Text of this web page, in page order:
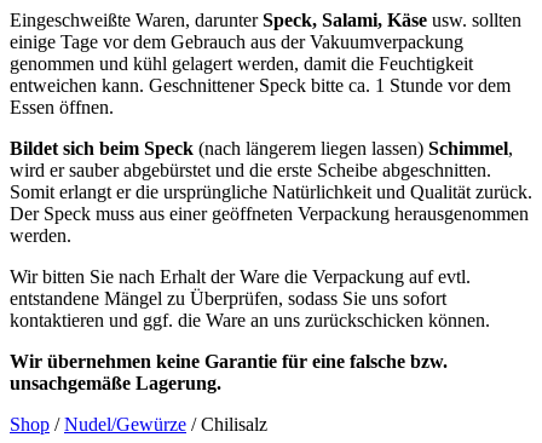
Eingeschweißte Waren, darunterSpeck, Salami, Käse usw. sollten
einige Tage vor dem Gebrauch aus der Vakuumverpackung
genommen und kühl gelagert werden, damit die Feuchtigkeit
entweichen kann. Geschnittener Speck bitte ca. 1 Stunde vor dem
Essen öffnen.
Bildet sich beim Speck (nach längerem liegen lassen) Schimmel,
wird er sauber abgebürstet und die erste Scheibe abgeschnitten.
Somit erlangt er die ursprüngliche Natürlichkeit und Qualität zurück.
Der Speck muss aus einer geöffneten Verpackung herausgenommen
werden.
Wir bitten Sie nach Erhalt der Ware die Verpackung auf evtl.
entstandene Mängel zu Überprüfen, sodass Sie uns sofort
kontaktieren und ggf. die Ware an uns zurückschicken können.
Wir übernehmen keine Garantie für eine falsche bzw.
unsachgemäße Lagerung.
Shop /Nudel/Gewürze / Chilisalz